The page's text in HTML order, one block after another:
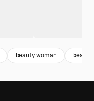
beauty woman beauty